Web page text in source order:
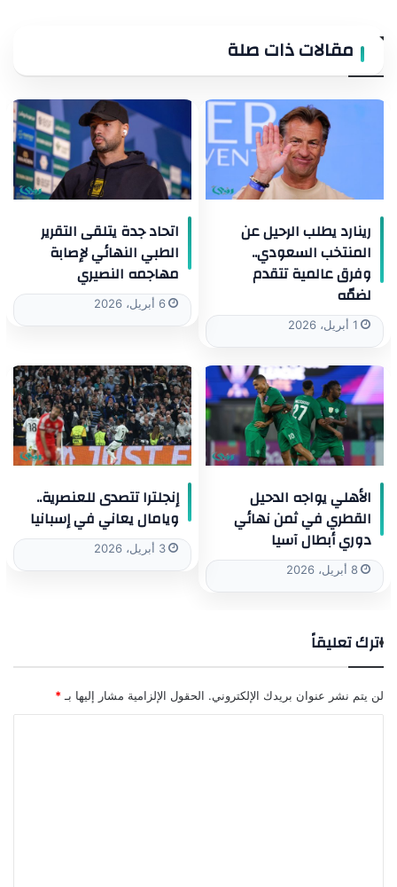
مقالات ذات صلة
رينارد يطلب الرحيل عن
المنتخب السعودي..
وفرق عالمية تتقدم
لضمّه
1 أبريل، 2026
اتحاد جدة يتلقى التقرير
الطبي النهائي لإصابة
مهاجمه النصيري
6 أبريل، 2026
الأهلي يواجه الدحيل
القطري في ثمن نهائي
دوري أبطال آسيا
8 أبريل، 2026
إنجلترا تتصدى للعنصرية..
ويامال يعاني في إسبانيا
3 أبريل، 2026
اترك تعليقاً
لن يتم نشر عنوان بريدك الإلكتروني. الحقول الإلزامية مشار إليها بـ *